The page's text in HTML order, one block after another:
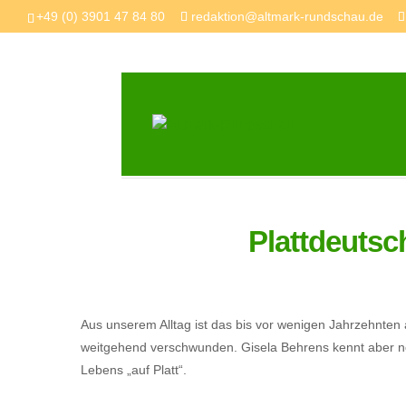
+49 (0) 3901 47 84 80 redaktion@altmark-rundschau.de
Aus unserem Alltag ist das bis vor wenigen
weitgehend verschwunden. Gisela Behrens kennt aber
Lebens „auf Platt“.